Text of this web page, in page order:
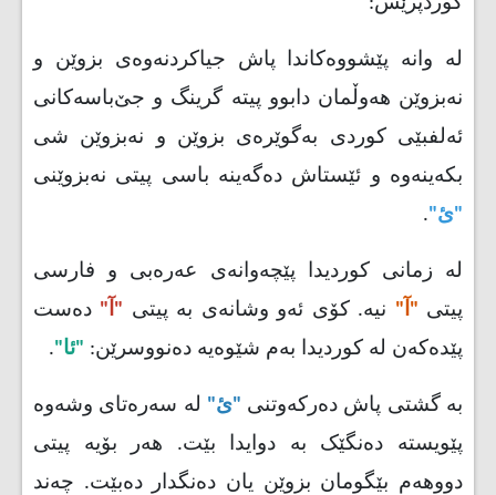
لە وانە پێشووەکاندا پاش جیاکردنەوەی بزوێن و
نەبزوێن هەوڵمان دابوو پیتە گرینگ و جێ‌باسەکانی
ئەلفبێی کوردی بەگوێرەی بزوێن و نەبزوێن شی
بکەینەوە و ئێستاش دەگەینە باسی پیتی نەبزوێنی
"ئ".
لە زمانی کوردیدا پێچەوانەی عەرەبی و فارسی
پیتی "آ" نیە. کۆی ئەو وشانەی بە پیتی "آ" دەست
پێدەکەن لە کوردیدا بەم شێوەیە دەنووسرێن: "ئا".
بە گشتی پاش دەرکەوتنی "ئ" لە سەرەتای وشەوە
پێویستە دەنگێک بە دوایدا بێت. هەر بۆیە پیتی
دووهەم بێگومان بزوێن یان دەنگدار دەبێت. چەند